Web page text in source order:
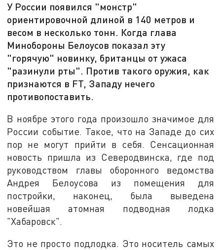
У России появился "монстр"
ориентировочной длиной в 140 метров и
весом в несколько тонн. Когда глава
Минобороны Белоусов показал эту
"горячую" новинку, британцы от ужаса
"разинули рты". Против такого оружия, как
признаются в FT, Западу нечего
противопоставить.
В ноябре этого года произошло значимое для
России событие. Такое, что на Западе до сих
пор не могут прийти в себя. Сенсационная
новость пришла из Северодвинска, где под
руководством главы оборонного ведомства
Андрея Белоусова из помещения для
постройки, наконец, была выведена
новейшая атомная подводная лодка
"Хабаровск".
Это не просто подлодка. Это носитель самых